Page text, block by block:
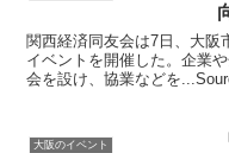
関西経済同友会は7日、大阪
イベントを開催した。企業
会を設け、協業などを
大阪のイベント